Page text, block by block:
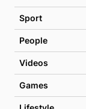
Sport
People
Videos
Games